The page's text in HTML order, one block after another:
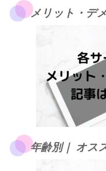
メリット・デ
年齢別｜ オス